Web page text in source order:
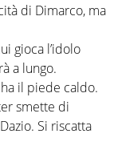
di Dimarco, ma
gioca l’idolo
a lungo.
il piede caldo.
smette di
Si riscatta